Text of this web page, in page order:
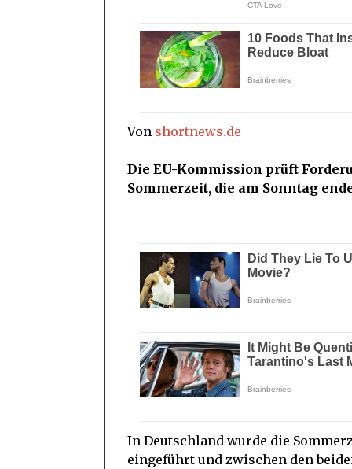
Von shortnews.de
Die EU-Kommission prüft
Sommerzeit, die am Sonntag
In Deutschland wurde die
eingeführt und zwischen den